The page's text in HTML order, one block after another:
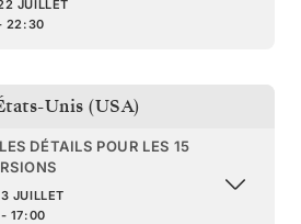
JUILLET
22:30
Unis (USA)
DÉTAILS POUR LES 15
JUILLET
17:00